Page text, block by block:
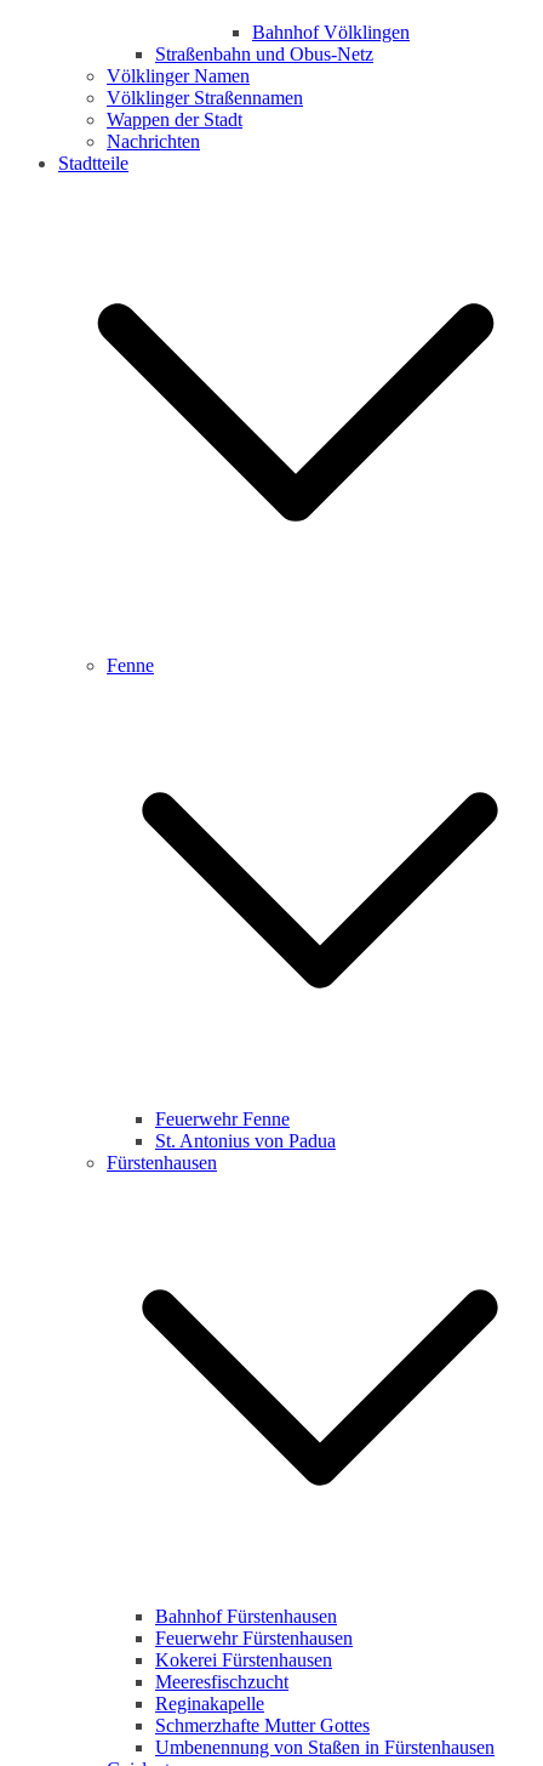
Bahnhof Völklingen
Straßenbahn und Obus-Netz
Völklinger Namen
Völklinger Straßennamen
Wappen der Stadt
Nachrichten
Stadtteile
Fenne
Feuerwehr Fenne
St. Antonius von Padua
Fürstenhausen
Bahnhof Fürstenhausen
Feuerwehr Fürstenhausen
Kokerei Fürstenhausen
Meeresfischzucht
Reginakapelle
Schmerzhafte Mutter Gottes
Umbenennung von Staßen in Fürstenhausen